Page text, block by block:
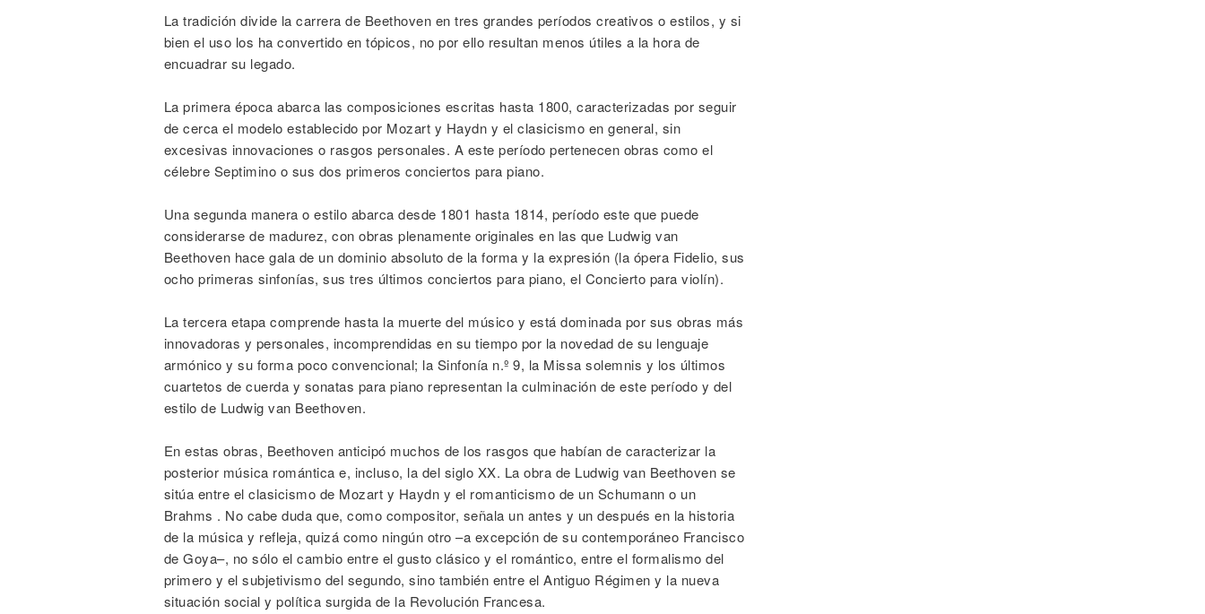
La tradición divide la carrera de Beethoven en tres grandes períodos creativos o estilos, y si
bien el uso los ha convertido en tópicos, no por ello resultan menos útiles a la hora de
encuadrar su legado.
La primera época abarca las composiciones escritas hasta 1800, caracterizadas por seguir
de cerca el modelo establecido por Mozart y Haydn y el clasicismo en general, sin
excesivas innovaciones o rasgos personales. A este período pertenecen obras como el
célebre Septimino o sus dos primeros conciertos para piano.
Una segunda manera o estilo abarca desde 1801 hasta 1814, período este que puede
considerarse de madurez, con obras plenamente originales en las que Ludwig van
Beethoven hace gala de un dominio absoluto de la forma y la expresión (la ópera Fidelio, sus
ocho primeras sinfonías, sus tres últimos conciertos para piano, el Concierto para violín).
La tercera etapa comprende hasta la muerte del músico y está dominada por sus obras más
innovadoras y personales, incomprendidas en su tiempo por la novedad de su lenguaje
armónico y su forma poco convencional; la Sinfonía n.º 9, la Missa solemnis y los últimos
cuartetos de cuerda y sonatas para piano representan la culminación de este período y del
estilo de Ludwig van Beethoven.
En estas obras, Beethoven anticipó muchos de los rasgos que habían de caracterizar la
posterior música romántica e, incluso, la del siglo XX. La obra de Ludwig van Beethoven se
sitúa entre el clasicismo de Mozart y Haydn y el romanticismo de un Schumann o un
Brahms . No cabe duda que, como compositor, señala un antes y un después en la historia
de la música y refleja, quizá como ningún otro –a excepción de su contemporáneo Francisco
de Goya–, no sólo el cambio entre el gusto clásico y el romántico, entre el formalismo del
primero y el subjetivismo del segundo, sino también entre el Antiguo Régimen y la nueva
situación social y política surgida de la Revolución Francesa.